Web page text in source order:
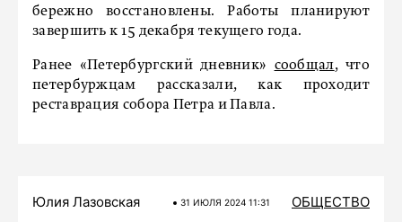
бережно восстановлены. Работы планируют
завершить к 15 декабря текущего года.
Ранее «Петербургский дневник» сообщал, что
петербуржцам рассказали, как проходит
реставрация собора Петра и Павла.
Юлия Лазовская 31 ИЮЛЯ 2024 11:31 ОБЩЕСТВО